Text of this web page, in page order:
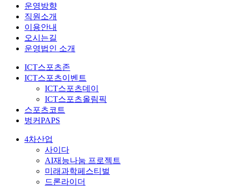
운영방향
직원소개
이용안내
오시는길
운영법인 소개
ICT스포츠존
ICT스포츠이벤트
ICT스포츠데이
ICT스포츠올림픽
스포츠코트
벙커PAPS
4차산업
사이다
AI재능나눔 프로젝트
미래과학페스티벌
드론라이더